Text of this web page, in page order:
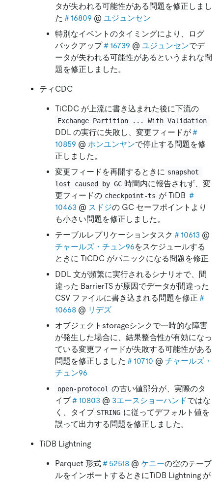
タが失われる可能性がある問題を修正しまし
た ＃16809 @ ユジュンセン
特別なイベントのタイミングにより、ログ
バックアップ＃16739 @ ユジュンセンでデ
ータが失われる可能性があるというまれな問
題を修正しました。
ティCDC
TiCDC が上流に書き込まれた後に下流の
Exchange Partition ... With Validation
DDL の実行に失敗し、変更フィードが＃
10859 @ ホンユンヤンで停止する問題を修
正しました。
変更フィードを再開するときに snapshot
lost caused by GC 時間内に報告されず、変
更フィードの checkpoint-ts が TiDB ＃
10463 @ スドジの GC セーフポイントより
も小さい問題を修正しました。
テーブルレプリケーションタスク ＃10613 @
チャールズ・チュン96をスケジュールする
ときに TiCDC がパニックになる問題を修正
DDL 文が頻繁に実行されるシナリオで、間
違った BarrierTS が原因でデータが間違った
CSV ファイルに書き込まれる問題を修正 ＃
10668 @ リデズ
オブジェクトstorageシンクで一時的な障害
が発生した場合に、結果整合性が有効になっ
ている変更フィードが失敗する可能性がある
問題を修正しました ＃10710 @ チャールズ・
チュン96
open-protocol の古い値部分が、実際のタ
イプ＃10803 @ 3エースショーハンドではな
く、タイプ STRING に従ってデフォルト値を
誤って出力する問題を修正しました。
TiDB Lightning
Parquet 形式＃52518 @ ケニーの空のテーブ
ルをインポートするときにTiDB Lightning が